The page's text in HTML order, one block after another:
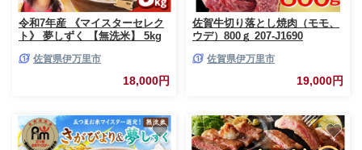
令和7年産 《マイスターセレク
ト》 夢しずく 【無洗米】 5kg
佐賀県伊万里市
18,000円
佐賀牛切り落とし焼肉（モモ、
ウデ）800ｇ 207-J1690
佐賀県伊万里市
19,000円